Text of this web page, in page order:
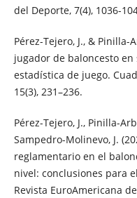
del Deporte, 7(4), 1036-
Pérez-Tejero, J., & Pinilla-
jugador de baloncesto
estadística de juego.
15(3), 231–236.
Pérez-Tejero, J., Pinilla-
Sampedro-Molinevo, J.
reglamentario en el
nivel: conclusiones para
Revista EuroAmericana